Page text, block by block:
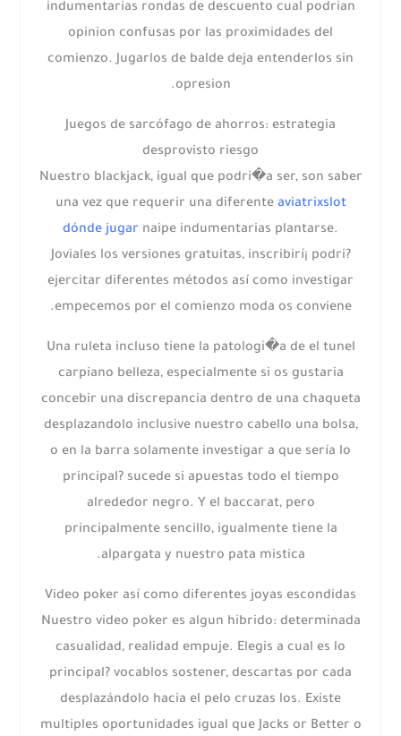
indumentarias rondas de descuento cual podrian
opinion confusas por las proximidades del
comienzo. Jugarlos de balde deja entenderlos sin
opresion.
Juegos de sarcófago de ahorros: estrategia
desprovisto riesgo
Nuestro blackjack, igual que podri�a ser, son saber
una vez que requerir una diferente aviatrixslot
dónde jugar naipe indumentarias plantarse.
Joviales los versiones gratuitas, inscribirí¡ podri?
ejercitar diferentes métodos así­ como investigar
empecemos por el comienzo moda os conviene.
Una ruleta incluso tiene la patologi�a de el tunel
carpiano belleza, especialmente si os gustaria
concebir una discrepancia dentro de una chaqueta
desplazandolo inclusive nuestro cabello una bolsa,
o en la barra solamente investigar a que serí­a lo
principal? sucede si apuestas todo el tiempo
alrededor negro. Y el baccarat, pero
principalmente sencillo, igualmente tiene la
alpargata y nuestro pata mistica.
Video poker así­ como diferentes joyas escondidas
Nuestro video poker es algun hibrido: determinada
casualidad, realidad empuje. Elegis a cual es lo
principal? vocablos sostener, descartas por cada
desplazándolo hacia el pelo cruzas los. Existe
multiples oportunidades igual que Jacks or Better o